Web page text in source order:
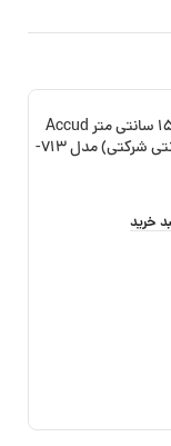
تراز صنعتی 15 سانتی متر Accud
(اکود با گارانتی شرکتی) مدل 713-
خرید